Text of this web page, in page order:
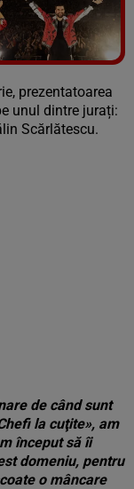
Vezi galeria foto
14 poze
prezentatoarea
unul dintre jurați:
Scărlătescu.
de când sunt
la cuţite», am
început să îi
domeniu, pentru
o mâncare